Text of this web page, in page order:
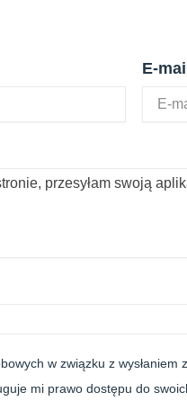
E-mail
w związku z
mi prawo dostępu do